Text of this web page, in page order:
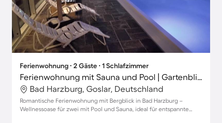
Ferienwohnung ∙ 2 Gäste ∙ 1 Schlafzimmer
Ferienwohnung mit Sauna und Pool | Gartenblick
Bad Harzburg, Goslar, Deutschland
Romantische Ferienwohnung mit Bergblick in Bad Harzburg –
Wellnessoase für zwei mit Pool und Sauna, ideal für entspannte